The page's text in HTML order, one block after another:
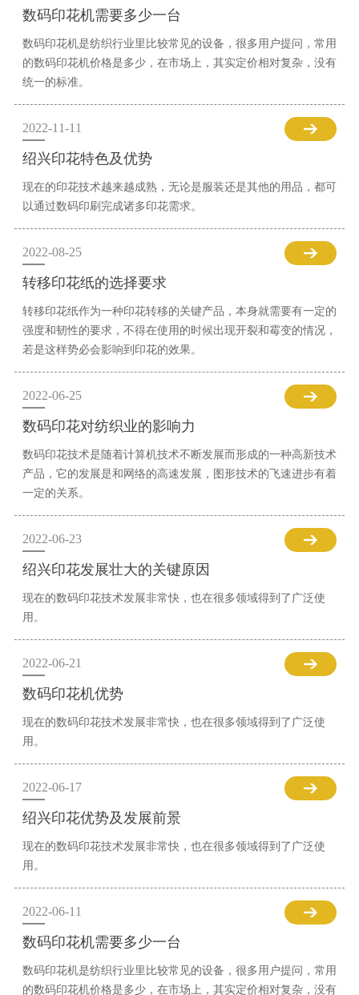
数码印花机需要多少一台
数码印花机是纺织行业里比较常见的设备，很多用户提问，常用
的数码印花机价格是多少，在市场上，其实定价相对复杂，没有
统一的标准。
2022-11-11
绍兴印花特色及优势
现在的印花技术越来越成熟，无论是服装还是其他的用品，都可
以通过数码印刷完成诸多印花需求。
2022-08-25
转移印花纸的选择要求
转移印花纸作为一种印花转移的关键产品，本身就需要有一定的
强度和韧性的要求，不得在使用的时候出现开裂和霉变的情况，
若是这样势必会影响到印花的效果。
2022-06-25
数码印花对纺织业的影响力
数码印花技术是随着计算机技术不断发展而形成的一种高新技术
产品，它的发展是和网络的高速发展，图形技术的飞速进步有着
一定的关系。
2022-06-23
绍兴印花发展壮大的关键原因
现在的数码印花技术发展非常快，也在很多领域得到了广泛使
用。
2022-06-21
数码印花机优势
现在的数码印花技术发展非常快，也在很多领域得到了广泛使
用。
2022-06-17
绍兴印花优势及发展前景
现在的数码印花技术发展非常快，也在很多领域得到了广泛使
用。
2022-06-11
数码印花机需要多少一台
数码印花机是纺织行业里比较常见的设备，很多用户提问，常用
的数码印花机价格是多少，在市场上，其实定价相对复杂，没有